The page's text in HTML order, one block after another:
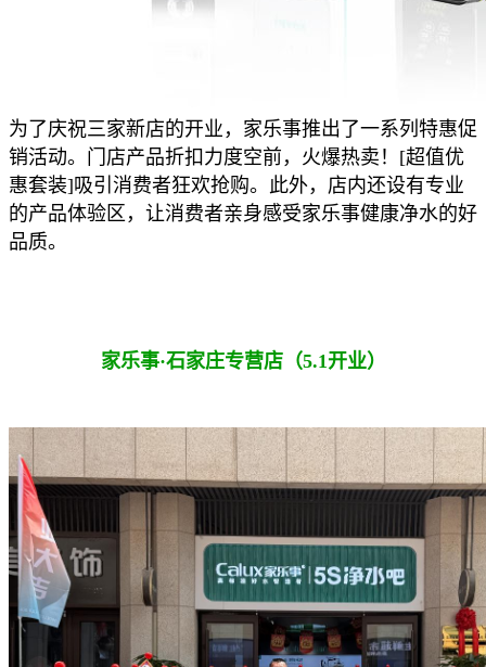
为了庆祝三家新店的开业，家乐事推出了一系列特惠促
销活动。门店产品折扣力度空前，火爆热卖！[超值优
惠套装]吸引消费者狂欢抢购。此外，店内还设有专业
的产品体验区，让消费者亲身感受家乐事健康净水的好
品质。
家乐事·石家庄专营店（5.1开业）